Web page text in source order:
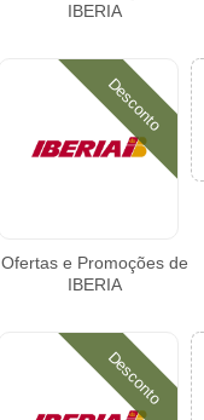
IBERIA
Desconto
Ofertas e Promoções de
IBERIA
Desconto